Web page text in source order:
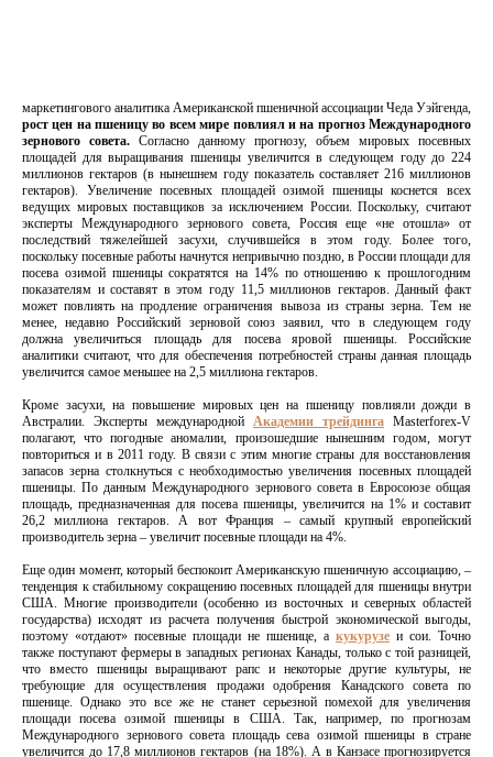
маркетингового аналитика Американской пшеничной ассоциации Чеда Уэйгенда,
рост цен на пшеницу во всем мире повлиял и на прогноз Международного
зернового совета. Согласно данному прогнозу, объем мировых посевных
площадей для выращивания пшеницы увеличится в следующем году до 224
миллионов гектаров (в нынешнем году показатель составляет 216 миллионов
гектаров). Увеличение посевных площадей озимой пшеницы коснется всех
ведущих мировых поставщиков за исключением России. Поскольку, считают
эксперты Международного зернового совета, Россия еще «не отошла» от
последствий тяжелейшей засухи, случившейся в этом году. Более того,
поскольку посевные работы начнутся непривычно поздно, в России площади для
посева озимой пшеницы сократятся на 14% по отношению к прошлогодним
показателям и составят в этом году 11,5 миллионов гектаров. Данный факт
может повлиять на продление ограничения вывоза из страны зерна. Тем не
менее, недавно Российский зерновой союз заявил, что в следующем году
должна увеличиться площадь для посева яровой пшеницы. Российские
аналитики считают, что для обеспечения потребностей страны данная площадь
увеличится самое меньшее на 2,5 миллиона гектаров.
Кроме засухи, на повышение мировых цен на пшеницу повлияли дожди в
Австралии. Эксперты международной Академии трейдинга Masterforex-V
полагают, что погодные аномалии, произошедшие нынешним годом, могут
повториться и в 2011 году. В связи с этим многие страны для восстановления
запасов зерна столкнуться с необходимостью увеличения посевных площадей
пшеницы. По данным Международного зернового совета в Евросоюзе общая
площадь, предназначенная для посева пшеницы, увеличится на 1% и составит
26,2 миллиона гектаров. А вот Франция – самый крупный европейский
производитель зерна – увеличит посевные площади на 4%.
Еще один момент, который беспокоит Американскую пшеничную ассоциацию, –
тенденция к стабильному сокращению посевных площадей для пшеницы внутри
США. Многие производители (особенно из восточных и северных областей
государства) исходят из расчета получения быстрой экономической выгоды,
поэтому «отдают» посевные площади не пшенице, а кукурузе и сои. Точно
также поступают фермеры в западных регионах Канады, только с той разницей,
что вместо пшеницы выращивают рапс и некоторые другие культуры, не
требующие для осуществления продажи одобрения Канадского совета по
пшенице. Однако это все же не станет серьезной помехой для увеличения
площади посева озимой пшеницы в США. Так, например, по прогнозам
Международного зернового совета площадь сева озимой пшеницы в стране
увеличится до 17,8 миллионов гектаров (на 18%). А в Канзасе прогнозируется